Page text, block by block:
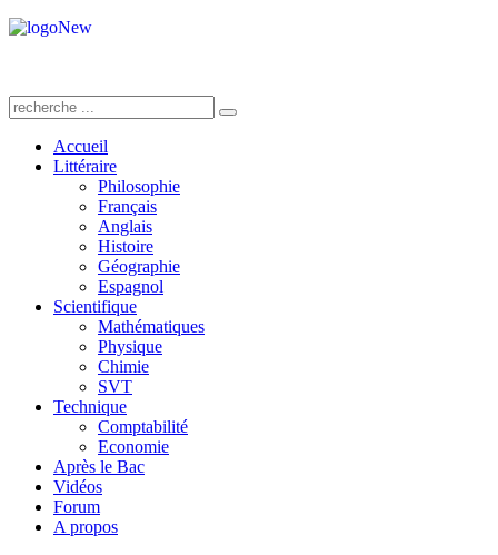
Accueil
Littéraire
Philosophie
Français
Anglais
Histoire
Géographie
Espagnol
Scientifique
Mathématiques
Physique
Chimie
SVT
Technique
Comptabilité
Economie
Après le Bac
Vidéos
Forum
A propos